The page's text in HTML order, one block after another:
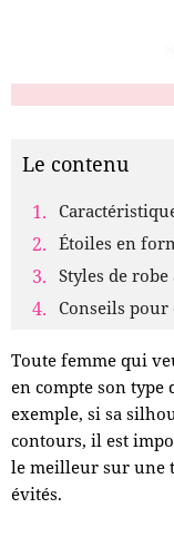
Le contenu
Étoiles en
Styles de
Conseils
Toute femme qui
en compte son type
exemple, si sa
contours, il est
le meilleur sur une
évités.